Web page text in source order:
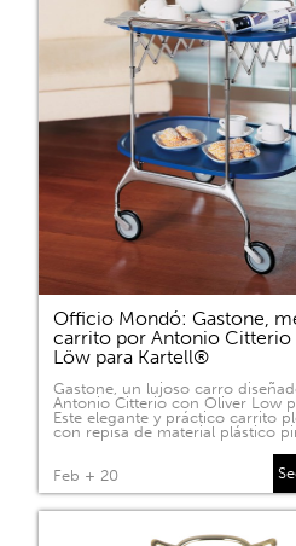
Officio Mondó: Gastone,
carrito por Antonio Citterio
Löw para Kartell®
Gastone, un lujoso carro
Antonio Citterio con Oliver Low
Este elegante y práctico carrito
con repisa de material plástico
Feb + 20